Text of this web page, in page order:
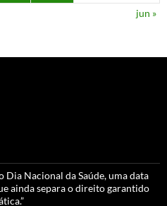
jun »
Dia Nacional da Saúde, uma data
ainda separa o direito garantido